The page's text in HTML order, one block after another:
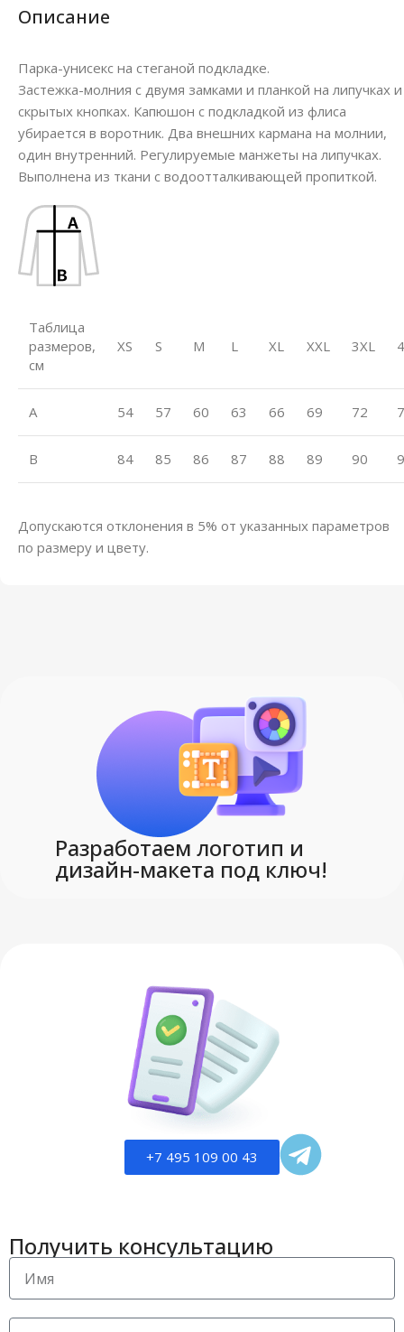
Описание
Парка-унисекс на стеганой подкладке.
Застежка-молния с двумя замками и планкой на липучках и
скрытых кнопках. Капюшон с подкладкой из флиса
убирается в воротник. Два внешних кармана на молнии,
один внутренний. Регулируемые манжеты на липучках.
Выполнена из ткани с водоотталкивающей пропиткой.
Таблица
размеров,
см
XS S M L XL XXL 3XL
A 54 57 60 63 66 69 72
B 84 85 86 87 88 89 90
Допускаются отклонения в 5% от указанных параметров
по размеру и цвету.
Разработаем логотип и
дизайн-макета под ключ!
+7 495 109 00 43
Получить консультацию